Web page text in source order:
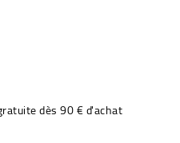
dès 90 € d'achat